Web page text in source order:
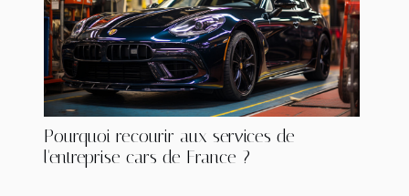
Pourquoi recourir aux services de
l'entreprise cars de France ?